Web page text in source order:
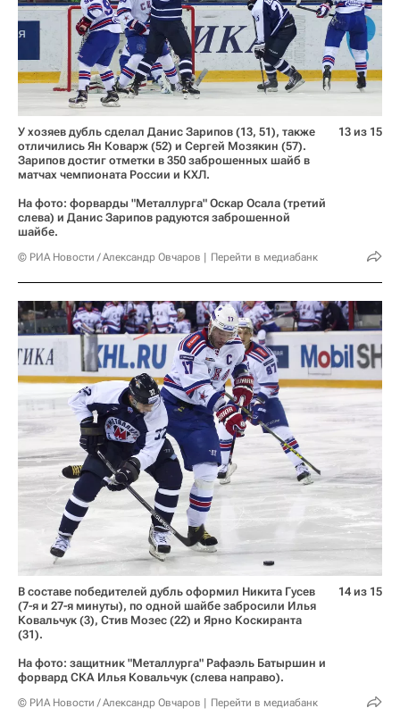
У хозяев дубль сделал Данис Зарипов (13, 51), также
отличились Ян Коварж (52) и Сергей Мозякин (57).
Зарипов достиг отметки в 350 заброшенных шайб в
матчах чемпионата России и КХЛ.
На фото: форварды "Металлурга" Оскар Осала (третий
слева) и Данис Зарипов радуются заброшенной
шайбе.
© РИА Новости / Александр Овчаров Перейти в медиабанк
13 из 15
В составе победителей дубль оформил Никита Гусев
(7-я и 27-я минуты), по одной шайбе забросили Илья
Ковальчук (3), Стив Мозес (22) и Ярно Коскиранта
(31).
На фото: защитник "Металлурга" Рафаэль Батыршин и
форвард СКА Илья Ковальчук (слева направо).
© РИА Новости / Александр Овчаров Перейти в медиабанк
14 из 15